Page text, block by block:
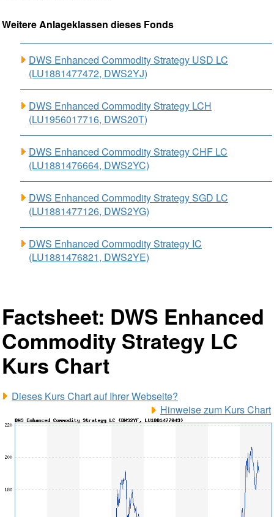
Weitere Anlageklassen dieses Fonds
DWS Enhanced Commodity Strategy USD LC
(LU1881477472, DWS2YJ)
DWS Enhanced Commodity Strategy LCH
(LU1956017716, DWS20T)
DWS Enhanced Commodity Strategy CHF LC
(LU1881476664, DWS2YC)
DWS Enhanced Commodity Strategy SGD LC
(LU1881477126, DWS2YG)
DWS Enhanced Commodity Strategy IC
(LU1881476821, DWS2YE)
Factsheet: DWS Enhanced
Commodity Strategy LC
Kurs Chart
Dieses Kurs Chart auf Ihrer Webseite?
Hinweise zum Kurs Chart